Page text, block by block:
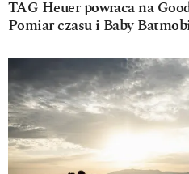
TAG Heuer powraca na
Pomiar czasu i Baby